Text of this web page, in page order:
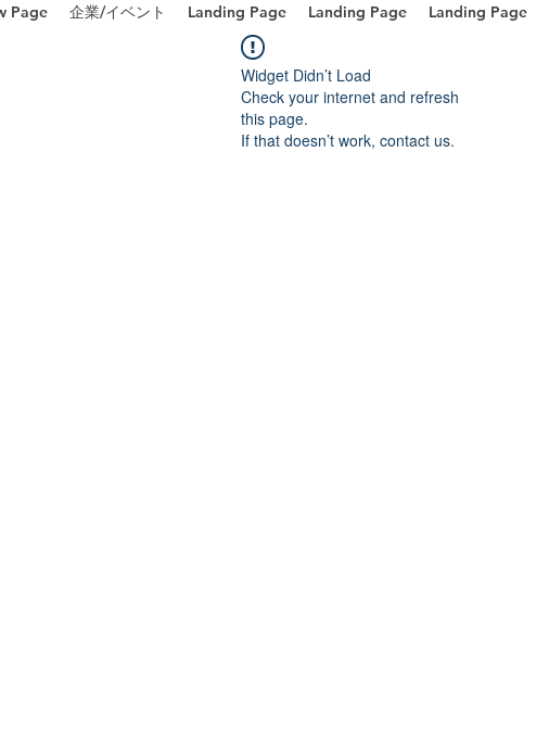
Page 企業/イベント Landing Page Landing Page Landing Page
Widget Didn’t Load
Check your internet and refresh
this page.
If that doesn’t work, contact us.